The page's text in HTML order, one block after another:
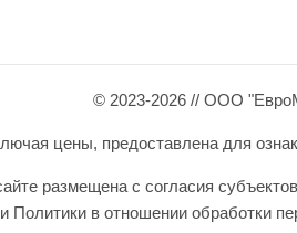
© 2023-2026 // ООО
цены, предоставлена для
размещена с согласия
Политики в отношении обработки